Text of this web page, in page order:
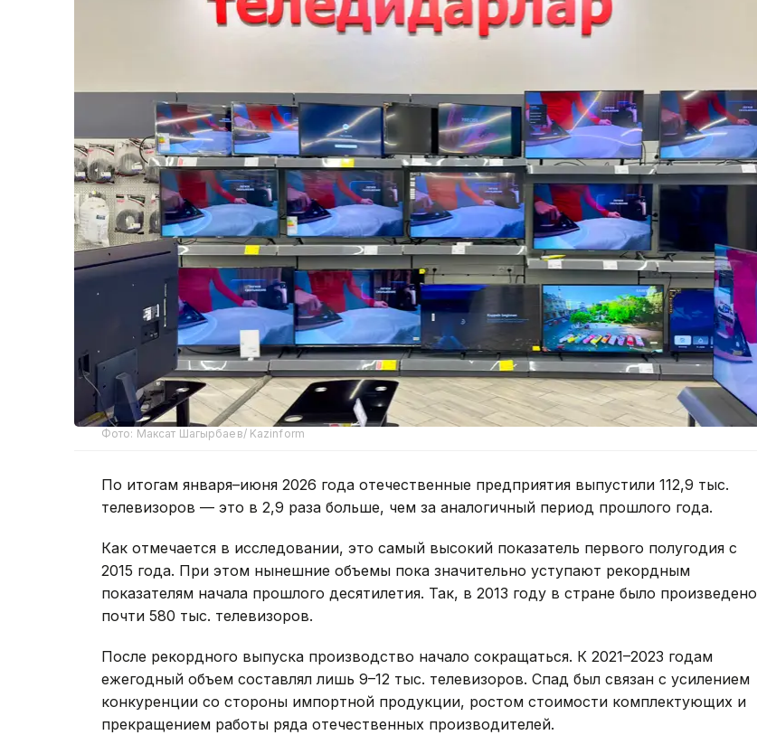
Фото: Максат Шагырбаев/ Kazinform
По итогам января–июня 2026 года отечественные предприятия выпустили 112,9 тыс.
телевизоров — это в 2,9 раза больше, чем за аналогичный период прошлого года.
Как отмечается в исследовании, это самый высокий показатель первого полугодия с
2015 года. При этом нынешние объемы пока значительно уступают рекордным
показателям начала прошлого десятилетия. Так, в 2013 году в стране было произведено
почти 580 тыс. телевизоров.
После рекордного выпуска производство начало сокращаться. К 2021–2023 годам
ежегодный объем составлял лишь 9–12 тыс. телевизоров. Спад был связан с усилением
конкуренции со стороны импортной продукции, ростом стоимости комплектующих и
прекращением работы ряда отечественных производителей.